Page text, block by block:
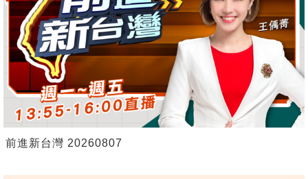
前進新台灣 20260807